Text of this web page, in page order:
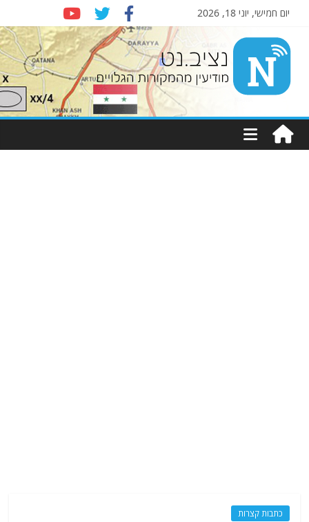
יום חמישי, יוני 18, 2026
Nziv.net
מודיעין
מהמקורות
כתבות קצרות